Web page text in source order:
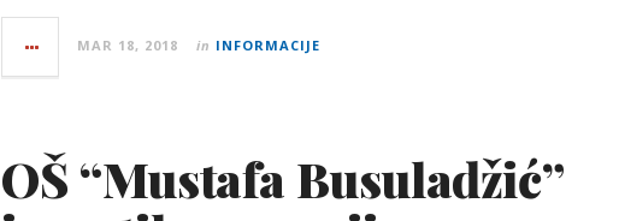
MAR 18, 2018 in INFORMACIJE
OŠ “Mustafa Busuladžić”